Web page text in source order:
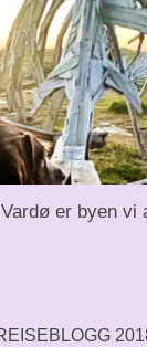
er byen vi